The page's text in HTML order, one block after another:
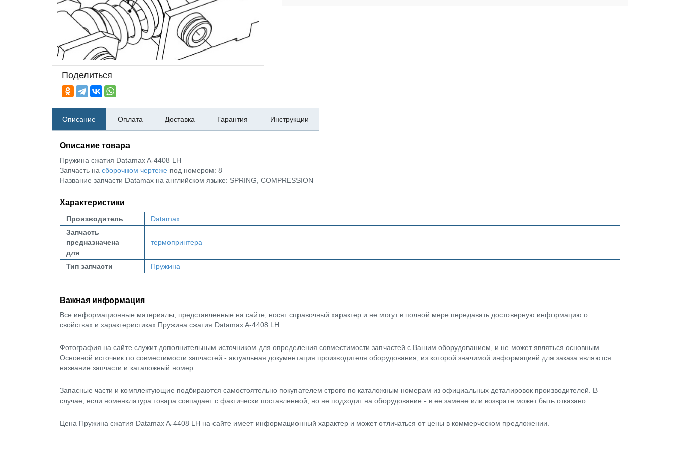
Поделиться
Описание Оплата Доставка Гарантия Инструкции
Описание товара
Пружина сжатия Datamax A-4408 LH
Запчасть на сборочном чертеже под номером: 8
Название запчасти Datamax на английском языке: SPRING, COMPRESSION
Характеристики
Производитель
Datamax
Запчасть
предназначена
для
термопринтера
Тип запчасти Пружина
Важная информация
Все информационные материалы, представленные на сайте, носят справочный характер и не могут в полной мере передавать достоверную информацию о
свойствах и характеристиках Пружина сжатия Datamax A-4408 LH.
Фотография на сайте служит дополнительным источником для определения совместимости запчастей с Вашим оборудованием, и не может являться основным.
Основной источник по совместимости запчастей - актуальная документация производителя оборудования, из которой значимой информацией для заказа являются:
название запчасти и каталожный номер.
Запасные части и комплектующие подбираются самостоятельно покупателем строго по каталожным номерам из официальных деталировок производителей. В
случае, если номенклатура товара совпадает с фактически поставленной, но не подходит на оборудование - в ее замене или возврате может быть отказано.
Цена Пружина сжатия Datamax A-4408 LH на сайте имеет информационный характер и может отличаться от цены в коммерческом предложении.